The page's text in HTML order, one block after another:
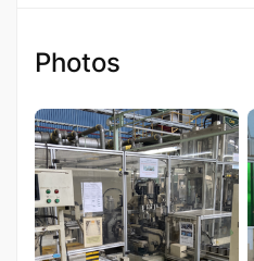
dan didukung oleh
perusahaan ini mampu
pasar yang semakin
negeri maupun luar
dan kepatuhan terhadap
telah membuat
terpercaya bagi
Photos